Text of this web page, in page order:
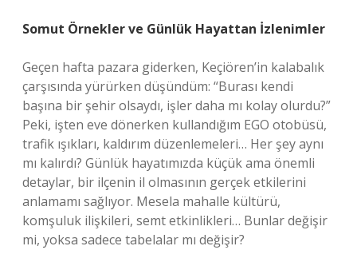
Somut Örnekler ve Günlük Hayattan İzlenimler
Geçen hafta pazara giderken, Keçiören’in kalabalık
çarşısında yürürken düşündüm: “Burası kendi
başına bir şehir olsaydı, işler daha mı kolay olurdu?”
Peki, işten eve dönerken kullandığım EGO otobüsü,
trafik ışıkları, kaldırım düzenlemeleri… Her şey aynı
mı kalırdı? Günlük hayatımızda küçük ama önemli
detaylar, bir ilçenin il olmasının gerçek etkilerini
anlamamı sağlıyor. Mesela mahalle kültürü,
komşuluk ilişkileri, semt etkinlikleri… Bunlar değişir
mi, yoksa sadece tabelalar mı değişir?